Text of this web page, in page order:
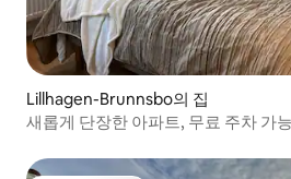
Lillhagen-Brunnsbo의 집
새롭게 단장한 아파트, 무료 주차 가능